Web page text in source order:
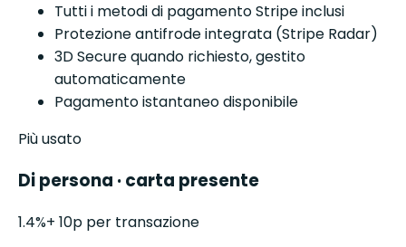
Tutti i metodi di pagamento Stripe inclusi
Protezione antifrode integrata (Stripe Radar)
3D Secure quando richiesto, gestito
automaticamente
Pagamento istantaneo disponibile
Più usato
Di persona · carta presente
1.4%+ 10p per transazione